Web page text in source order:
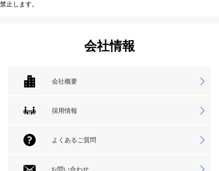
禁止します。
会社情報
会社概要
採用情報
よくあるご質問
お問い合わせ